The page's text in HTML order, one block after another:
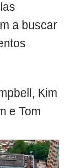
a buscar
Kim
e Tom